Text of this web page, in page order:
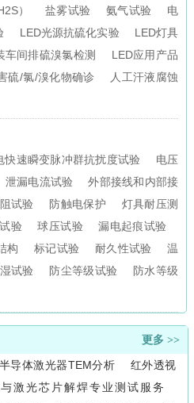
） 盐雾试验 氨气试验
电
LED光源抗硫化实验
LED灯具
车间排硫溴氯检测
LED应用产品
硫/氯/溴化物确诊
人工汗液腐蚀
快速瞬变脉冲群抗扰度试验
电压
泄漏电流试验
外部接线和内部接
试验 防触电保护
灯具耐压测
验 球压试验
漏电起痕试验
构 标记试验 耐久性试验
温
试验 防尘等级试验
防水等级
更多 >>
半导体激光器TEM分析
红外透视
激光芯片解焊专业测试服务